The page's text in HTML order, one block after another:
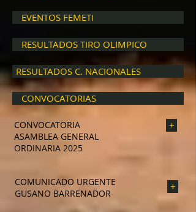
EVENTOS FEMETI
RESULTADOS TIRO OLIMPICO
RESULTADOS C. NACIONALES
CONVOCATORIAS
CONVOCATORIA
ASAMBLEA GENERAL
ORDINARIA 2025
+
COMUNICADO URGENTE
GUSANO BARRENADOR
+